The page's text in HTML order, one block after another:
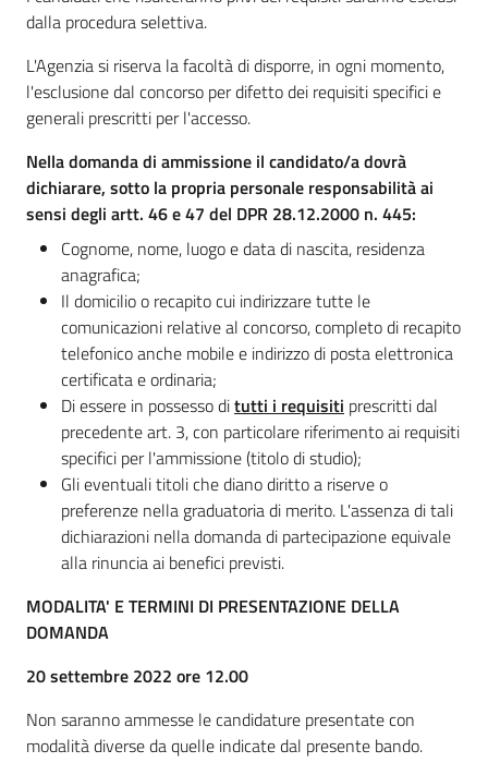
dalla procedura selettiva.
L'Agenzia si riserva la facoltà di disporre, in ogni momento,
l'esclusione dal concorso per difetto dei requisiti specifici e
generali prescritti per l'accesso.
Nella domanda di ammissione il candidato/a dovrà
dichiarare, sotto la propria personale responsabilità ai
sensi degli artt. 46 e 47 del DPR 28.12.2000 n. 445:
Cognome, nome, luogo e data di nascita, residenza
anagrafica;
Il domicilio o recapito cui indirizzare tutte le
comunicazioni relative al concorso, completo di recapito
telefonico anche mobile e indirizzo di posta elettronica
certificata e ordinaria;
Di essere in possesso ditutti i requisiti prescritti dal
precedente art. 3, con particolare riferimento ai requisiti
specifici per l'ammissione (titolo di studio);
Gli eventuali titoli che diano diritto a riserve o
preferenze nella graduatoria di merito. L'assenza di tali
dichiarazioni nella domanda di partecipazione equivale
alla rinuncia ai benefici previsti.
MODALITA' E TERMINI DI PRESENTAZIONE DELLA
DOMANDA
20 settembre 2022 ore 12.00
Non saranno ammesse le candidature presentate con
modalità diverse da quelle indicate dal presente bando.